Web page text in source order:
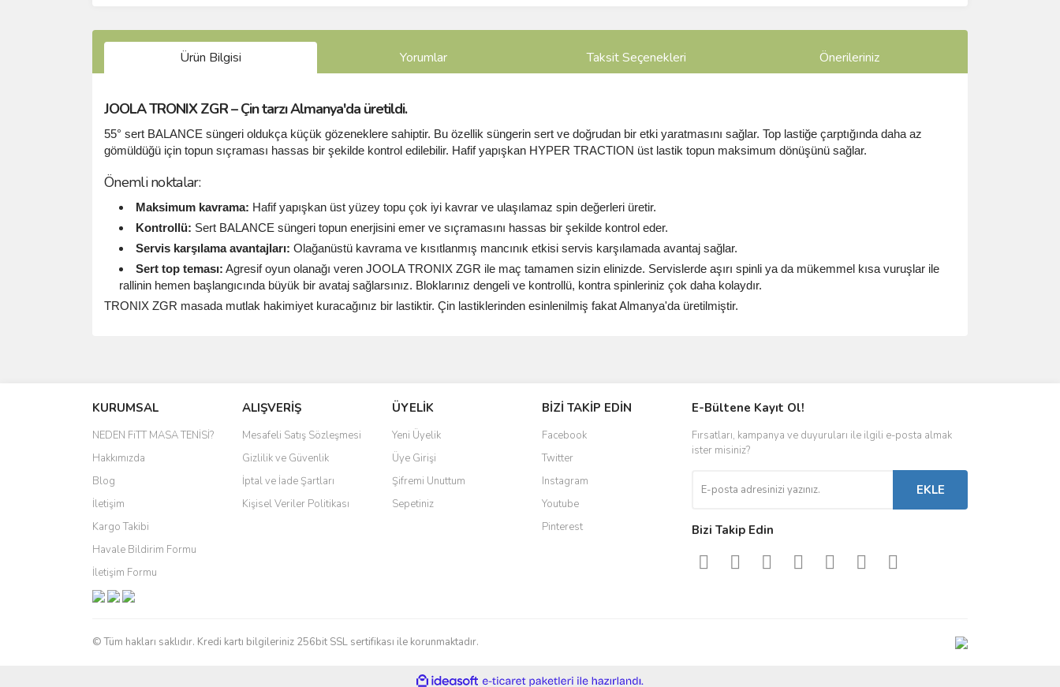
Ürün Bilgisi Yorumlar Taksit Seçenekleri Önerileriniz
JOOLA TRONIX ZGR – Çin tarzı Almanya'da üretildi.
55° sert BALANCE süngeri oldukça küçük gözeneklere sahiptir. Bu özellik süngerin sert ve doğrudan bir etki yaratmasını sağlar. Top lastiğe çarptığında daha az
gömüldüğü için topun sıçraması hassas bir şekilde kontrol edilebilir. Hafif yapışkan HYPER TRACTION üst lastik topun maksimum dönüşünü sağlar.
Önemli noktalar:
Maksimum kavrama: Hafif yapışkan üst yüzey topu çok iyi kavrar ve ulaşılamaz spin değerleri üretir.
Kontrollü: Sert BALANCE süngeri topun enerjisini emer ve sıçramasını hassas bir şekilde kontrol eder.
Servis karşılama avantajları: Olağanüstü kavrama ve kısıtlanmış mancınık etkisi servis karşılamada avantaj sağlar.
Sert top teması: Agresif oyun olanağı veren JOOLA TRONIX ZGR ile maç tamamen sizin elinizde. Servislerde aşırı spinli ya da mükemmel kısa vuruşlar ile
rallinin hemen başlangıcında büyük bir avataj sağlarsınız. Bloklarınız dengeli ve kontrollü, kontra spinleriniz çok daha kolaydır.
TRONIX ZGR masada mutlak hakimiyet kuracağınız bir lastiktir. Çin lastiklerinden esinlenilmiş fakat Almanya'da üretilmiştir.
Ürün resmi kalitesiz, bozuk veya görüntülenemiyor.
Ürün açıklamasında eksik bilgiler bulunuyor.
Ürün bilgilerinde hatalar bulunuyor.
Ürün fiyatı diğer sitelerden daha pahalı.
Bu ürüne benzer farklı alternatifler olmalı.
KURUMSAL
NEDEN FiTT MASA TENİSİ?
Hakkımızda
Blog
İletişim
Kargo Takibi
Havale Bildirim Formu
İletişim Formu
ALIŞVERİŞ
Mesafeli Satış Sözleşmesi
Gizlilik ve Güvenlik
İptal ve İade Şartları
Kişisel Veriler Politikası
ÜYELİK
Yeni Üyelik
Üye Girişi
Şifremi Unuttum
Sepetiniz
BİZİ TAKİP EDİN
Facebook
Twitter
Instagram
Youtube
Pinterest
E-Bültene Kayıt Ol!
Fırsatları, kampanya ve duyuruları ile ilgili e-posta almak
ister misiniz?
EKLE
Bizi Takip Edin
© Tüm hakları saklıdır. Kredi kartı bilgileriniz 256bit SSL sertifikası ile korunmaktadır.
ideasoft e-